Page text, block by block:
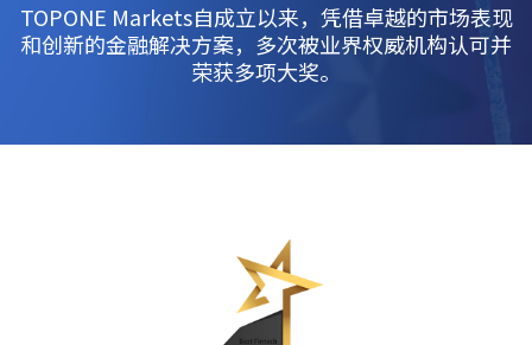
社区
免费下载APP
TOPONE Markets自成立以来，凭借卓越的市场表现
和创新的金融解决方案，多次被业界权威机构认可并
荣获多项大奖。